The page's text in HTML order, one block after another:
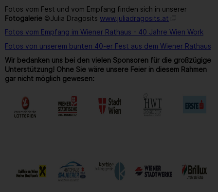
Fotos vom Fest und vom Empfang finden sich in unserer
Fotogalerie ©Julia Dragosits www.juliadragosits.at
Fotos vom Empfang im Wiener Rathaus - 40 Jahre Wien Work
Fotos von unserem bunten 40-er Fest aus dem Wiener Rathaus
Wir bedanken uns bei den vielen Sponsoren für die großzügige
Unterstützung! Ohne Sie wäre unsere Feier in diesem Rahmen
gar nicht möglich gewesen: